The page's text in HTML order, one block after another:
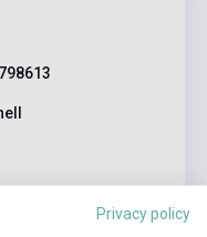
Privacy policy